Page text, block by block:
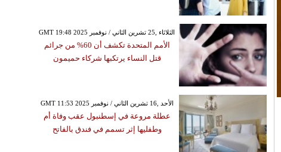
GMT 19:48 2025 الثلاثاء ,25 تشرين الثاني / نوفمبر
الأمم المتحدة تكشف أن 60% من جرائم
قتل النساء يرتكبها شركاء حميمون
GMT 11:53 2025 الأحد ,16 تشرين الثاني / نوفمبر
عطلة مروعة في إسطنبول عقب وفاة أم
وطفليها إثر تسمم في فندق بالفاتح